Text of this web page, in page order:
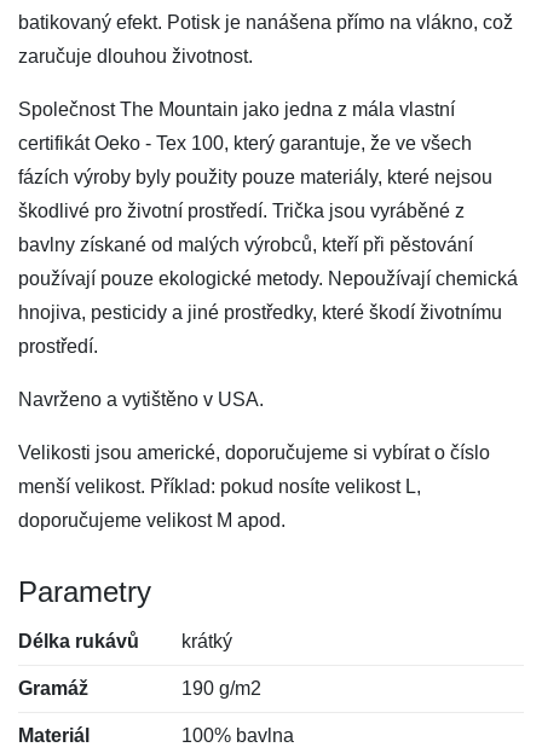
batikovaný efekt. Potisk je nanášena přímo na vlákno, což
zaručuje dlouhou životnost.
Společnost The Mountain jako jedna z mála vlastní
certifikát Oeko - Tex 100, který garantuje, že ve všech
fázích výroby byly použity pouze materiály, které nejsou
škodlivé pro životní prostředí. Trička jsou vyráběné z
bavlny získané od malých výrobců, kteří při pěstování
používají pouze ekologické metody. Nepoužívají chemická
hnojiva, pesticidy a jiné prostředky, které škodí životnímu
prostředí.
Navrženo a vytištěno v USA.
Velikosti jsou americké, doporučujeme si vybírat o číslo
menší velikost. Příklad: pokud nosíte velikost L,
doporučujeme velikost M apod.
Parametry
Délka rukávů krátký
Gramáž 190 g/m2
Materiál 100% bavlna